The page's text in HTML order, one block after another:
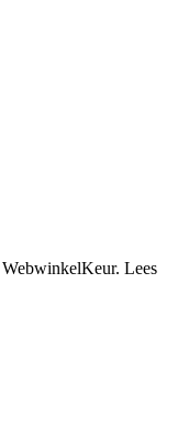
WebwinkelKeur. Lees